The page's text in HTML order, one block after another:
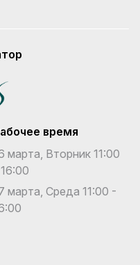
время
марта, Вторник 11:00
марта, Среда 11:00 -